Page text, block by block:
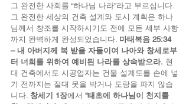
그 완전한 사회를 “하나님 나라”라고 부르십니다.
그 완전한 세상의 건축 설계와 도시 계획은 하나
님께서 창조를 시작하시기도 전에 모든 세부 사항
까지 완벽하게 완성되었습니다. 마태복음 25:34
– 내 아버지께 복 받을 자들이여 나아와 창세로부
터 너희를 위하여 예비된 나라를 상속받으라. 현
대 건축에서도 시공업자는 건물 설계도를 손에 넣
기 전까지는 절대 못을 박거나 도랑을 파지 않습
니다. 창세기 1장에서 “태초에 하나님이 천지를